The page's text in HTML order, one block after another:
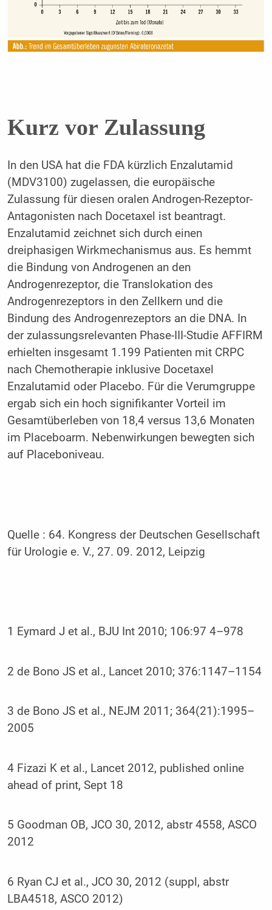
Kurz vor Zulassung
In den USA hat die FDA kürzlich Enzalutamid
(MDV3100) zugelassen, die europäische
Zulassung für diesen oralen Androgen-Rezeptor-
Antagonisten nach Docetaxel ist beantragt.
Enzalutamid zeichnet sich durch einen
dreiphasigen Wirkmechanismus aus. Es hemmt
die Bindung von Androgenen an den
Androgenrezeptor, die Translokation des
Androgenrezeptors in den Zellkern und die
Bindung des Androgenrezeptors an die DNA. In
der zulassungsrelevanten Phase-III-Studie AFFIRM
erhielten insgesamt 1.199 Patienten mit CRPC
nach Chemotherapie inklusive Docetaxel
Enzalutamid oder Placebo. Für die Verumgruppe
ergab sich ein hoch signifikanter Vorteil im
Gesamtüberleben von 18,4 versus 13,6 Monaten
im Placeboarm. Nebenwirkungen bewegten sich
auf Placeboniveau.
Quelle : 64. Kongress der Deutschen Gesellschaft
für Urologie e. V., 27. 09. 2012, Leipzig
1 Eymard J et al., BJU Int 2010; 106:97 4–978
2 de Bono JS et al., Lancet 2010; 376:1147–1154
3 de Bono JS et al., NEJM 2011; 364(21):1995–
2005
4 Fizazi K et al., Lancet 2012, published online
ahead of print, Sept 18
5 Goodman OB, JCO 30, 2012, abstr 4558, ASCO
2012
6 Ryan CJ et al., JCO 30, 2012 (suppl, abstr
LBA4518, ASCO 2012)